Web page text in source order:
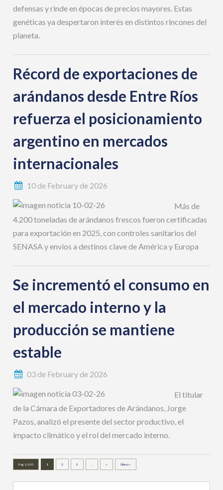
defensas y rinde en épocas de precios mayores. Estas
genéticas ya despertaron interés en distintos rincones del
planeta.
Récord de exportaciones de
arándanos desde Entre Ríos
refuerza el posicionamiento
argentino en mercados
internacionales
10 de February de 2026
Más de
4.200 toneladas de arándanos frescos fueron certificadas
para exportación en 2025, con controles sanitarios del
SENASA y envíos a destinos clave de América y Europa
Se incrementó el consumo en
el mercado interno y la
producción se mantiene
estable
03 de February de 2026
El titular
de la Cámara de Exportadores de Arándanos, Jorge
Pazos, analizó el presente del sector productivo, el
impacto climático y el rol del mercado interno.
Pág. 1/130 1 2 3 » Última »